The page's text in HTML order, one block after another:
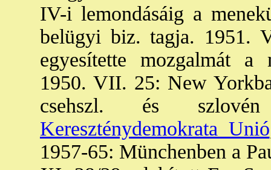
IV-i lemondásáig a
belügyi biz. tagja. 1951.
egyesítette mozgalmát a
1950. VII. 25: New
csehszl. és
Kereszténydemokrata Unió
1957-65: Münchenben a